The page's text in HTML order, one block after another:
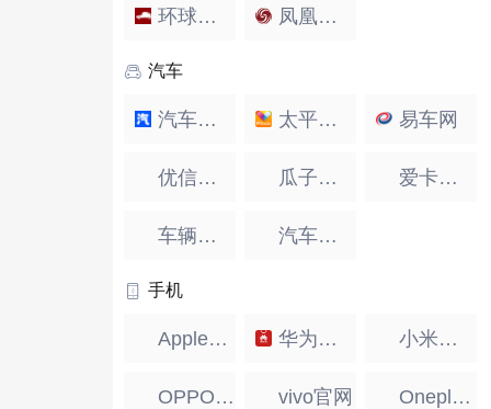
环球军事 凤凰军事
汽车
汽车之家 太平洋汽车 易车网
优信二手车 瓜子二手车 爱卡汽车
车辆违章查询 汽车用品
手机
Apple官网 华为官网 小米官网
OPPO官网 vivo官网 Oneplus一加